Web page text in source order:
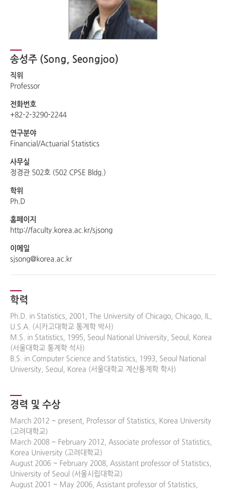
송성주 (Song, Seongjoo)
직위
Professor
전화번호
+82-2-3290-2244
연구분야
Financial/Actuarial Statistics
사무실
정경관 502호 (502 CPSE Bldg.)
학위
Ph.D
홈페이지
http://faculty.korea.ac.kr/sjsong
이메일
sjsong@korea.ac.kr
학력
Ph.D. in Statistics, 2001, The University of Chicago, Chicago, IL,
U.S.A. (시카고대학교 통계학 박사)
M.S. in Statistics, 1995, Seoul National University, Seoul, Korea
(서울대학교 통계학 석사)
B.S. in Computer Science and Statistics, 1993, Seoul National
University, Seoul, Korea (서울대학교 계산통계학 학사)
경력 및 수상
March 2012 ~ present, Professor of Statistics, Korea University
(고려대학교)
March 2008 ~ February 2012, Associate professor of Statistics,
Korea University (고려대학교)
August 2006 ~ February 2008, Assistant professor of Statistics,
University of Seoul (서울시립대학교)
August 2001 ~ May 2006, Assistant professor of Statistics,